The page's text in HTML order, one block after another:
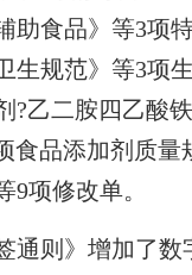
助食品》等3项
生规范》等3项
?乙二胺四乙酸
食品添加剂质
项修改单。
则》增加了数